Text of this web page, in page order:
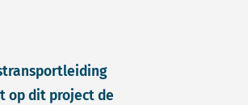
op dit project de